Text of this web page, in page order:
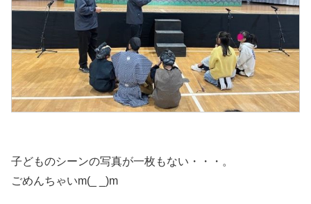
子どものシーンの写真が一枚もない・・・。
ごめんちゃいm(_ _)m